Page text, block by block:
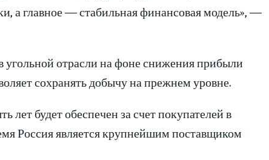
а главное — стабильная финансовая модель», —
отрасли на фоне снижения прибыли
сохранять добычу на прежнем уровне.
будет обеспечен за счет покупателей в
Россия является крупнейшим поставщиком